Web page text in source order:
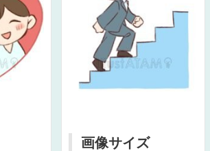
画像サイズ